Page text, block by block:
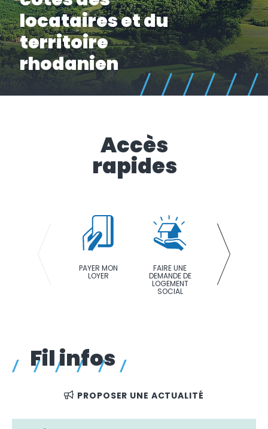
Nous rejoindre
Rechercher
locataires et du
territoire
rhodanien
Accès
rapides
PAYER MON
LOYER
FAIRE UNE
DEMANDE DE
LOGEMENT
SOCIAL
SIGNALER UN
Fil infos
PROPOSER UNE ACTUALITÉ